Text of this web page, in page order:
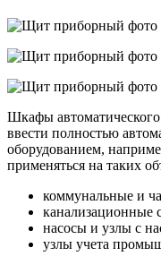
Шкафы
ввести полностью
оборудованием,
применяться на таких
коммунальные и
насосы и узлы с
узлы учета